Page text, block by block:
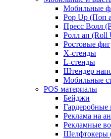
Мобильные
Pop Up (Поп
Пресс Волл
Ролл ап (Roll
Ростовые
X-стенды
L-стенды
Штендер
Мобильные
POS материалы
Бейджи
Реклама на
Рекламные
Шелфтокеры